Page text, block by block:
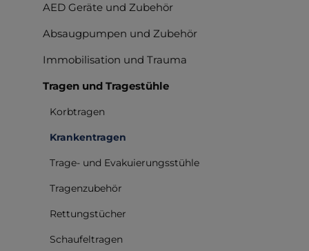
AED Geräte und Zubehör
Absaugpumpen und Zubehör
Immobilisation und Trauma
Tragen und Tragestühle
Korbtragen
Krankentragen
Trage- und Evakuierungsstühle
Tragenzubehör
Rettungstücher
Schaufeltragen